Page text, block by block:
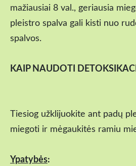
mažiausiai 8 val., geriausia
pleistro spalva gali kisti nuo
spalvos.
KAIP NAUDOTI
Tiesiog užklijuokite ant padų
miegoti ir mėgaukitės ramiu
Ypatybės: